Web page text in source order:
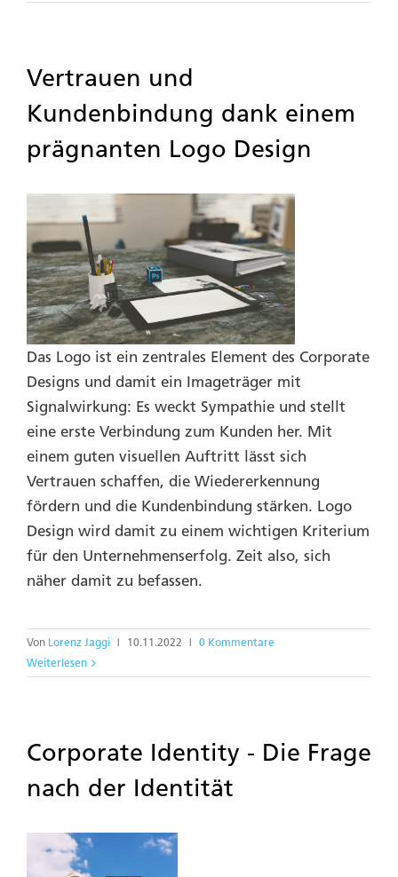
Vertrauen und
Kundenbindung dank einem
prägnanten Logo Design
Das Logo ist ein zentrales Element des Corporate
Designs und damit ein Imageträger mit
Signalwirkung: Es weckt Sympathie und stellt
eine erste Verbindung zum Kunden her. Mit
einem guten visuellen Auftritt lässt sich
Vertrauen schaffen, die Wiedererkennung
fördern und die Kundenbindung stärken. Logo
Design wird damit zu einem wichtigen Kriterium
für den Unternehmenserfolg. Zeit also, sich
näher damit zu befassen.
Von Lorenz Jaggi 10.11.2022
0 Kommentare
Weiterlesen
Corporate Identity - Die Frage
nach der Identität